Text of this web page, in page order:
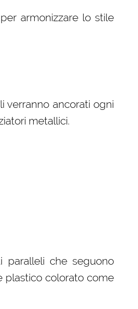
armonizzare lo stile
verranno ancorati ogni
metallici.
paralleli che seguono
plastico colorato come